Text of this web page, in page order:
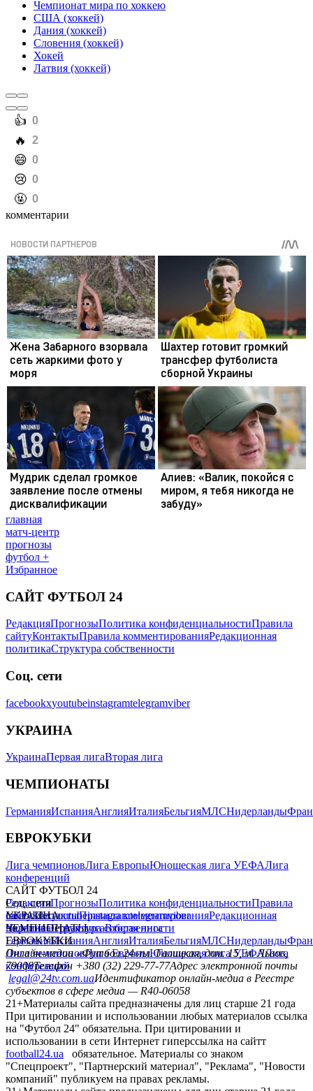
Чемпионат мира по хоккею
США (хоккей)
Дания (хоккей)
Словения (хоккей)
Хокей
Латвия (хоккей)
️👍 0
️🔥 2
️😄 0
️😢 0
️🤬 0
комментарии
главная
матч-центр
прогнозы
футбол +
Избранное
САЙТ ФУТБОЛ 24
РедакцияПрогнозыПолитика конфиденциальностиПравила
сайтуКонтактыПравила комментированияРедакционная
политикаСтруктура собственности
Соц. сети
facebookxyoutubeinstagramtelegramviber
УКРАИНА
УкраинаПервая лигаВторая лига
ЧЕМПИОНАТЫ
ГерманияИспанияАнглияИталияБельгияМЛСНидерланды
ЕВРОКУБКИ
Лига чемпионовЛига ЕвропыЮношеская лига УЕФАЛига
конференций
САЙТ ФУТБОЛ 24
РедакцияПрогнозыПолитика конфиденциальностиПравила
сайтуКонтактыПравила комментированияРедакционная
политикаСтруктура собственности
Соц. сети
facebookxyoutubeinstagramtelegramviber
УКРАИНА
УкраинаПервая лигаВторая лига
ЧЕМПИОНАТЫ
ГерманияИспанияАнглияИталияБельгияМЛСНидерланды
ЕВРОКУБКИ
Лига чемпионовЛига ЕвропыЮношеская лига УЕФАЛига
конференций
Онлайн-медиа «Футбол 24»пл. Галицкая, дом. 15, м. Львов,
79008Телефон +380 (32) 229-77-77Адрес электронной почты
legal@24tv.com.uaИдентификатор онлайн-медиа в Реестре
субъектов в сфере медиа — R40-06058
21+Материалы сайта предназначены для лиц старше 21 года
При цитировании и использовании любых материалов ссылка
на "Футбол 24" обязательна. При цитировании и
использовании в сети Интернет гиперссылка на сайтт
football24.ua
обязательное. Материалы со знаком
"Спецпроект", "Партнерский материал", "Реклама", "Новости
компаний" публикуем на правах рекламы.